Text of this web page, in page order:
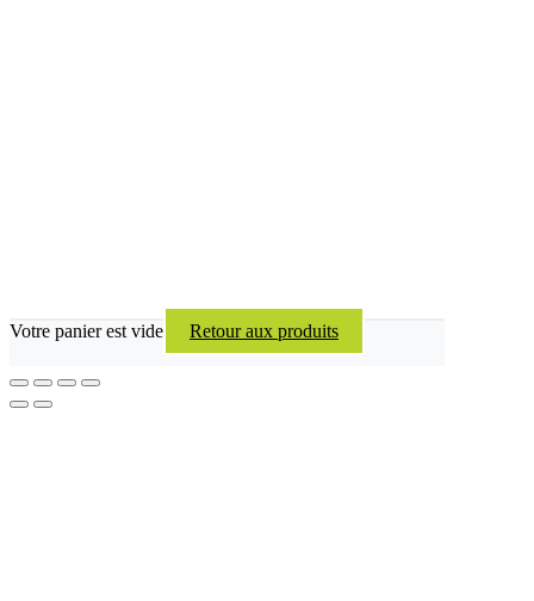
Votre panier est vide Retour aux produits